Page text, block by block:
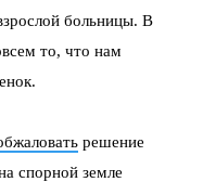
больницы. В
то, что нам
решение
спорной земле